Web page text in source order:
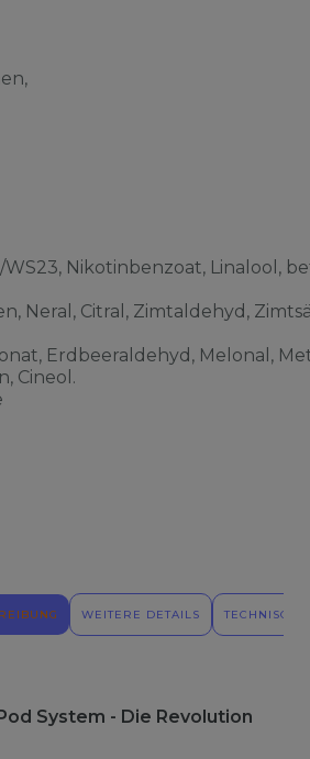
Nikotinbenzoat, Linalool,
Neral, Citral, Zimtaldehyd,
Erdbeeraldehyd, Melonal,
Cineol.
WEITERE DETAILS
System - Die Revolution